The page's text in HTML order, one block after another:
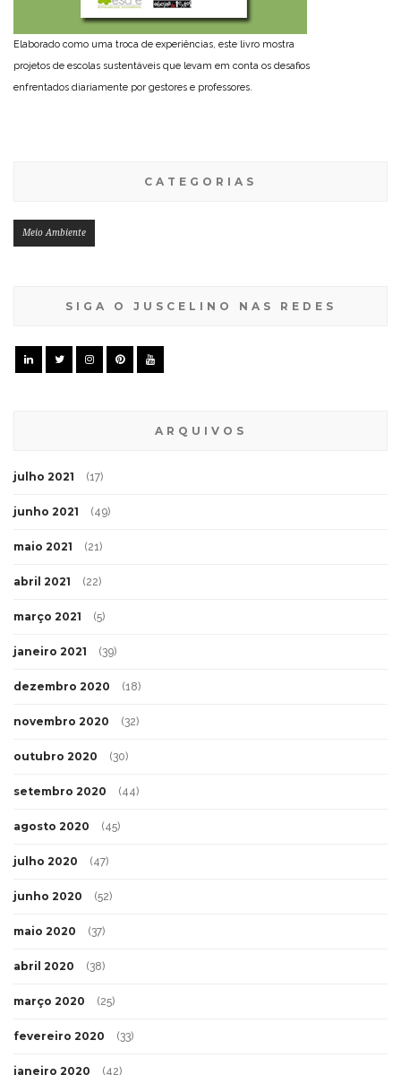
Elaborado como uma troca de experiências, este livro mostra
projetos de escolas sustentáveis que levam em conta os desafios
enfrentados diariamente por gestores e professores.
CATEGORIAS
Meio Ambiente
SIGA O JUSCELINO NAS REDES
ARQUIVOS
julho 2021 (17)
junho 2021 (49)
maio 2021 (21)
abril 2021 (22)
março 2021 (5)
janeiro 2021 (39)
dezembro 2020 (18)
novembro 2020 (32)
outubro 2020 (30)
setembro 2020 (44)
agosto 2020 (45)
julho 2020 (47)
junho 2020 (52)
maio 2020 (37)
abril 2020 (38)
março 2020 (25)
fevereiro 2020 (33)
janeiro 2020 (42)